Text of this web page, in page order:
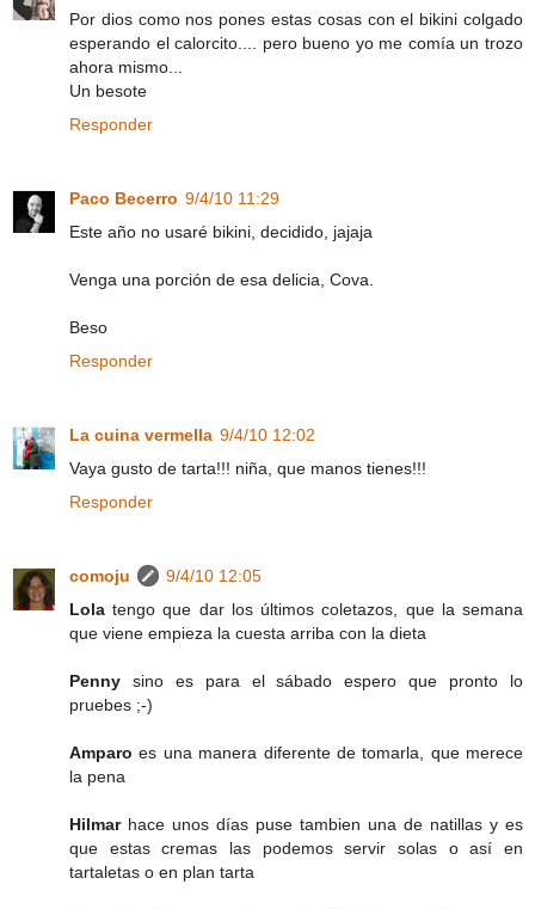
Por dios como nos pones estas cosas con el bikini colgado
esperando el calorcito.... pero bueno yo me comía un trozo
ahora mismo...
Un besote
Responder
Paco Becerro 9/4/10 11:29
Este año no usaré bikini, decidido, jajaja
Venga una porción de esa delicia, Cova.
Beso
Responder
La cuina vermella 9/4/10 12:02
Vaya gusto de tarta!!! niña, que manos tienes!!!
Responder
comoju
9/4/10 12:05
Lola tengo que dar los últimos coletazos, que la semana
que viene empieza la cuesta arriba con la dieta
Penny sino es para el sábado espero que pronto lo
pruebes ;-)
Amparoes una manera diferente de tomarla, que merece
la pena
Hilmar hace unos días puse tambien una de natillas y es
que estas cremas las podemos servir solas o así en
tartaletas o en plan tarta